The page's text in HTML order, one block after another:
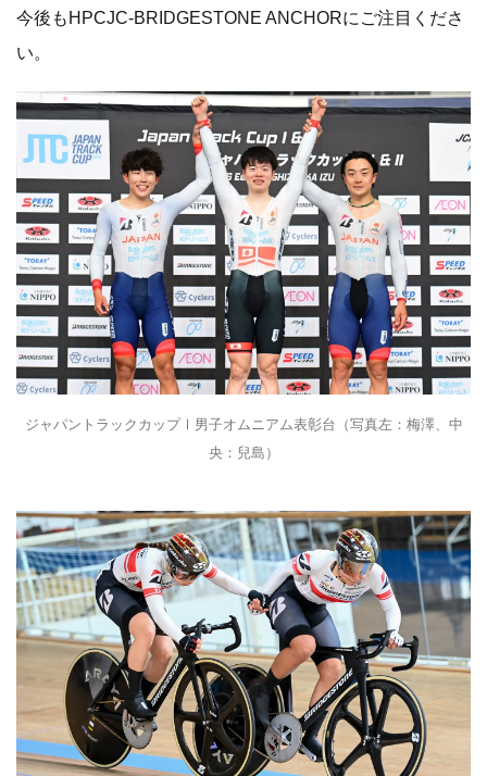
今後もHPCJC-BRIDGESTONE ANCHORにご注目くださ
い。
ジャパントラックカップⅠ男子オムニアム表彰台（写真左：梅澤、中
央：兒島）